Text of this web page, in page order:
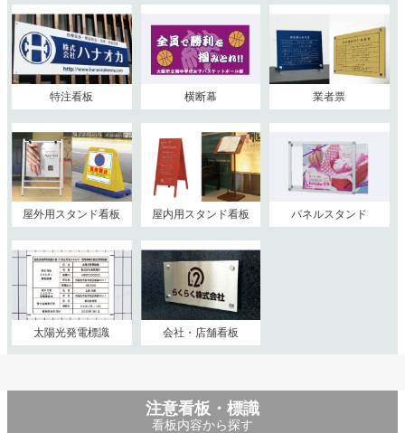
特注看板 横断幕 業者票
屋外用スタンド看板 屋内用スタンド看板 パネルスタンド
太陽光発電標識 会社・店舗看板
注意看板・標識
看板内容から探す